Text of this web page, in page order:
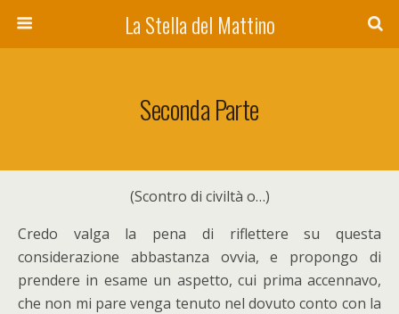
La Stella del Mattino
Seconda Parte
(Scontro di civiltà o…)
Credo valga la pena di riflettere su questa
considerazione abbastanza ovvia, e propongo di
prendere in esame un aspetto, cui prima accennavo,
che non mi pare venga tenuto nel dovuto conto con la